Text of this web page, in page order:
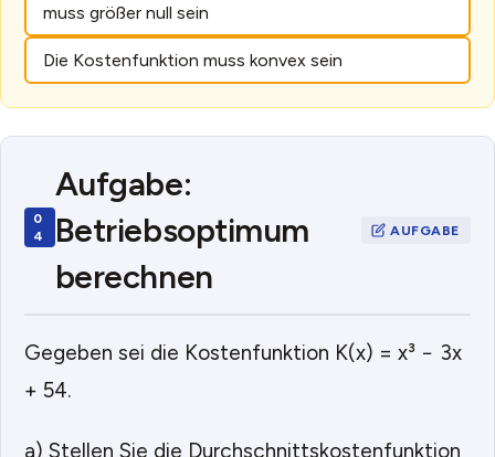
muss größer null sein
Die Kostenfunktion muss konvex sein
Aufgabe:
Betriebsoptimum
berechnen
Gegeben sei die Kostenfunktion K(x) = x³ − 3x
+ 54.
a) Stellen Sie die Durchschnittskostenfunktion